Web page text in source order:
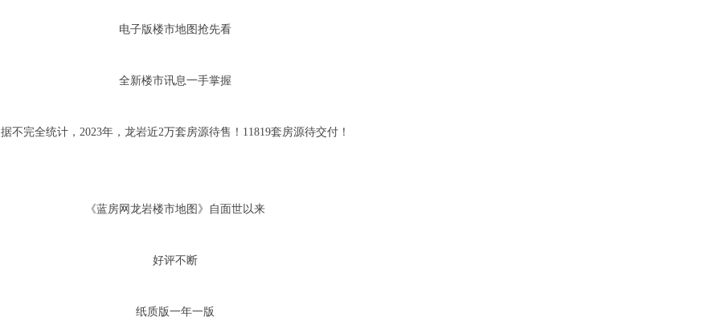
电子版楼市地图抢先看
全新楼市讯息一手掌握
据不完全统计，2023年，龙岩近2万套房源待售！11819套房源待交付！
《蓝房网龙岩楼市地图》自面世以来
好评不断
纸质版一年一版